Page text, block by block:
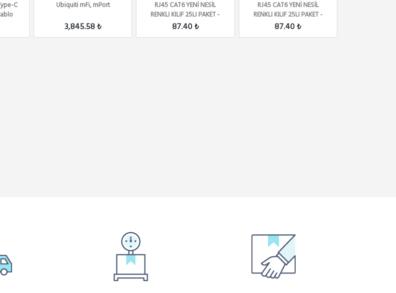
C
Ubiquiti mFi, mPort
3,845.58 ₺
RJ45 CAT6 YENİ NESİL
RENKLI KILIF 25LI PAKET -
SARI
87.40 ₺
RJ45 CAT6 YENİ NESİL
RENKLI KILIF 25LI PAKET -
KIRMIZI
87.40 ₺